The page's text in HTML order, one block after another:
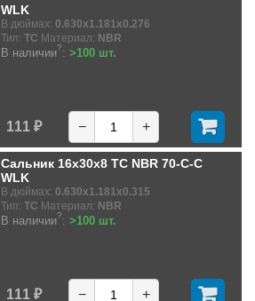
WLK
В дюймах: 0.630x1.181x0.276
Тип: TC Материал: NBR
В наличии?: >100 шт.
111 ₽ − +
Сальник 16x30x8 TC NBR 70-C-C
WLK
В дюймах: 0.630x1.181x0.315
Тип: TC Материал: NBR
В наличии?: >100 шт.
111 ₽ − +